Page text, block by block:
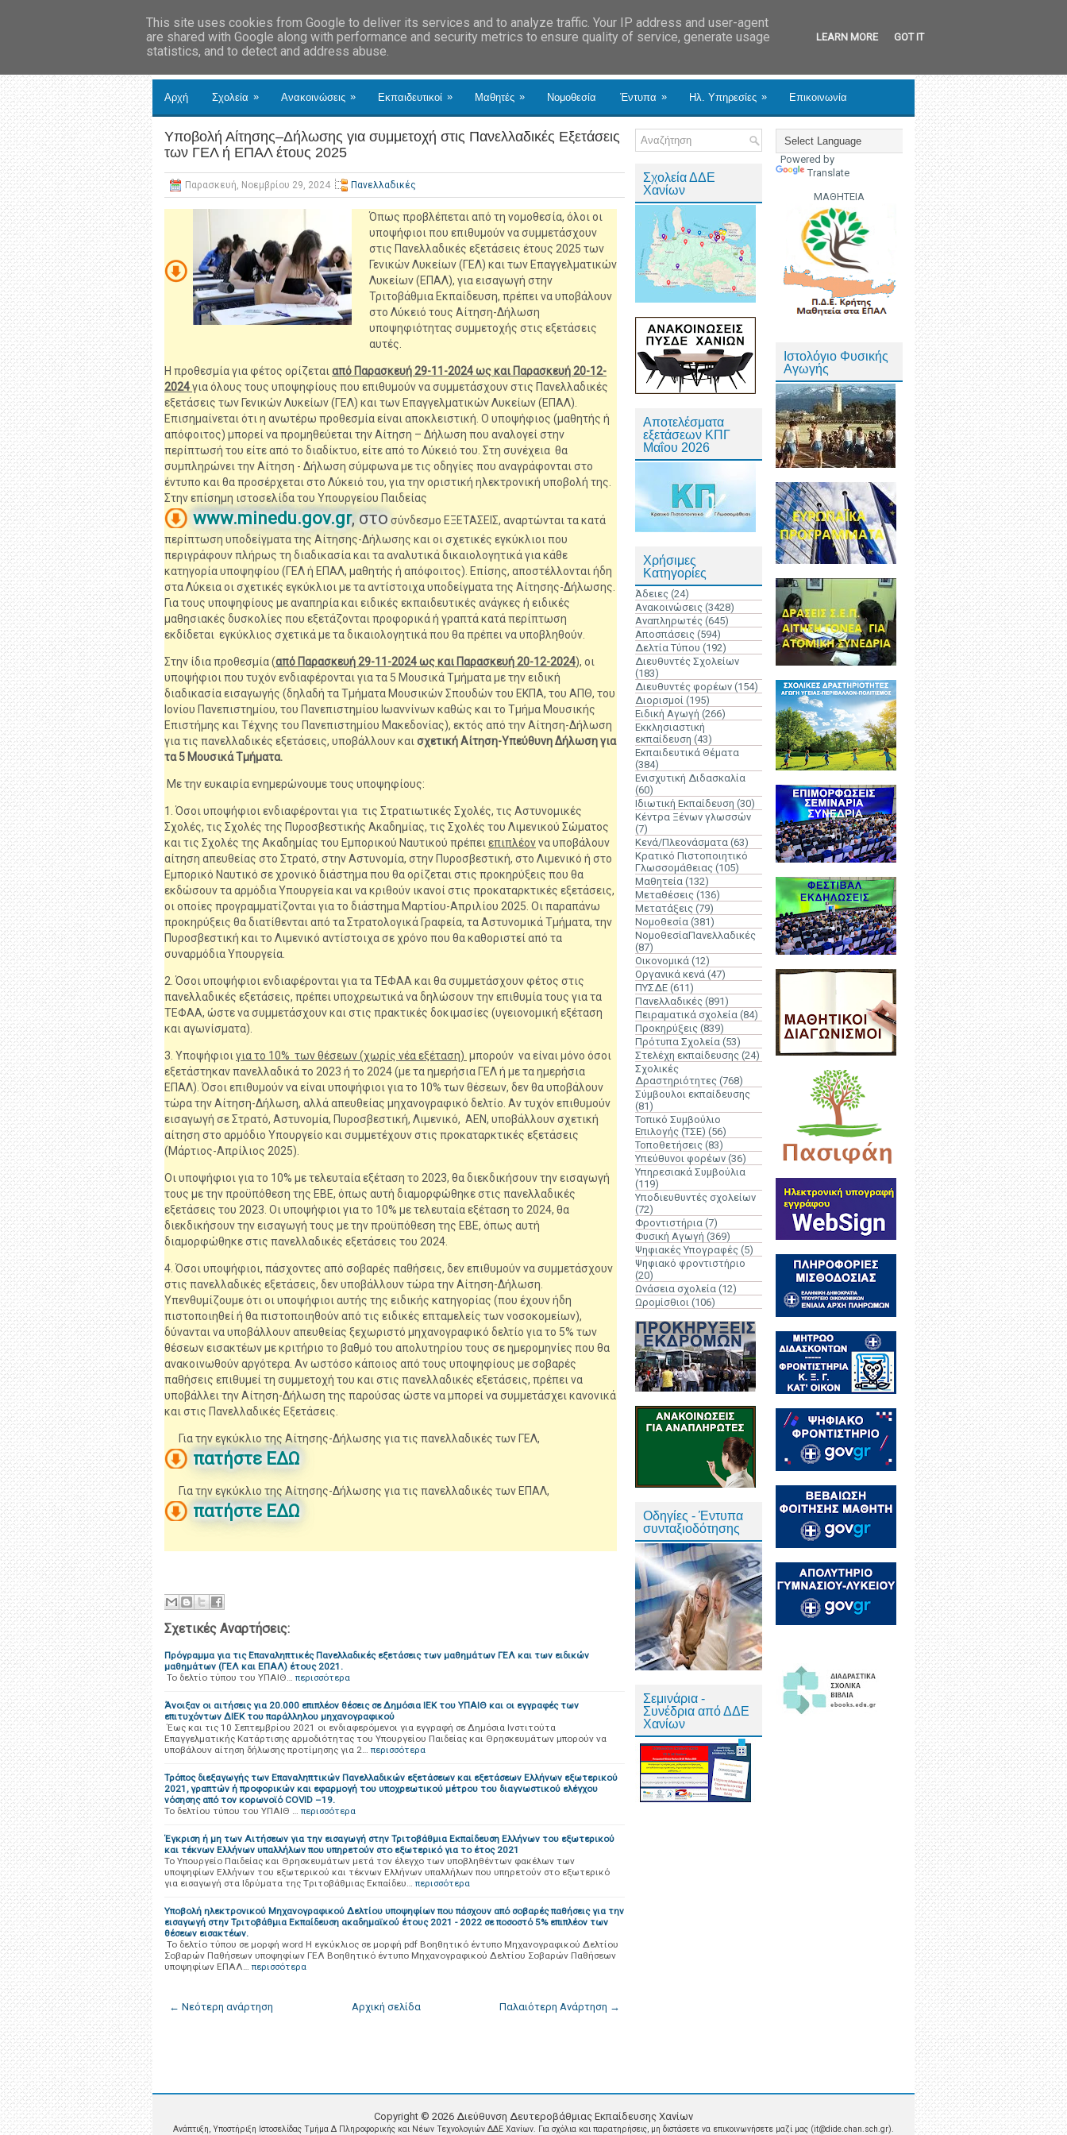
Αρχή Σχολεία » Ανακοινώσεις » Εκπαιδευτικοί » Μαθητές » Νομοθεσία Έντυπα » Ηλ. Υπηρεσίες » Επικοινωνία
Υποβολή Αίτησης–Δήλωσης για συμμετοχή στις Πανελλαδικές Εξετάσεις
των ΓΕΛ ή ΕΠΑΛ έτους 2025
Παρασκευή, Νοεμβρίου 29, 2024 Πανελλαδικές
Όπως προβλέπεται από τη νομοθεσία, όλοι οι
υποψήφιοι που επιθυμούν να συμμετάσχουν
στις Πανελλαδικές εξετάσεις έτους 2025 των
Γενικών Λυκείων (ΓΕΛ) και των Επαγγελματικών
Λυκείων (ΕΠΑΛ), για εισαγωγή στην
Τριτοβάθμια Εκπαίδευση, πρέπει να υποβάλουν
στο Λύκειό τους Αίτηση-Δήλωση
υποψηφιότητας συμμετοχής στις εξετάσεις
αυτές.
Η προθεσμία για φέτος ορίζεται από Παρασκευή 29-11-2024 ως και Παρασκευή 20-12-
2024για όλους τους υποψηφίους που επιθυμούν να συμμετάσχουν στις Πανελλαδικές
εξετάσεις των Γενικών Λυκείων (ΓΕΛ) και των Επαγγελματικών Λυκείων (ΕΠΑΛ).
Επισημαίνεται ότι η ανωτέρω προθεσμία είναι αποκλειστική. Ο υποψήφιος (μαθητής ή
απόφοιτος) μπορεί να προμηθεύεται την Αίτηση – Δήλωση που αναλογεί στην
περίπτωσή του είτε από το διαδίκτυο, είτε από το Λύκειό του. Στη συνέχεια θα
συμπληρώνει την Αίτηση - Δήλωση σύμφωνα με τις οδηγίες που αναγράφονται στο
έντυπο και θα προσέρχεται στο Λύκειό του, για την οριστική ηλεκτρονική υποβολή της.
Στην επίσημη ιστοσελίδα του Υπουργείου Παιδείας
www.minedu.gov.gr, στο σύνδεσμο ΕΞΕΤΑΣΕΙΣ, αναρτώνται τα κατά
περίπτωση υποδείγματα της Αίτησης-Δήλωσης και οι σχετικές εγκύκλιοι που
περιγράφουν πλήρως τη διαδικασία και τα αναλυτικά δικαιολογητικά για κάθε
κατηγορία υποψηφίου (ΓΕΛ ή ΕΠΑΛ, μαθητής ή απόφοιτος). Επίσης, αποστέλλονται ήδη
στα Λύκεια οι σχετικές εγκύκλιοι με τα αντίστοιχα υποδείγματα της Αίτησης-Δήλωσης.
Για τους υποψηφίους με αναπηρία και ειδικές εκπαιδευτικές ανάγκες ή ειδικές
μαθησιακές δυσκολίες που εξετάζονται προφορικά ή γραπτά κατά περίπτωση
εκδίδεται εγκύκλιος σχετικά με τα δικαιολογητικά που θα πρέπει να υποβληθούν.
Στην ίδια προθεσμία (από Παρασκευή 29-11-2024 ως και Παρασκευή 20-12-2024), οι
υποψήφιοι που τυχόν ενδιαφέρονται για τα 5 Μουσικά Τμήματα με την ειδική
διαδικασία εισαγωγής (δηλαδή τα Τμήματα Μουσικών Σπουδών του ΕΚΠΑ, του ΑΠΘ, του
Ιονίου Πανεπιστημίου, του Πανεπιστημίου Ιωαννίνων καθώς και το Τμήμα Μουσικής
Επιστήµης και Τέχνης του Πανεπιστηµίου Μακεδονίας), εκτός από την Αίτηση-Δήλωση
για τις πανελλαδικές εξετάσεις, υποβάλλουν και σχετική Αίτηση-Υπεύθυνη Δήλωση για
τα 5 Μουσικά Τμήματα.
Με την ευκαιρία ενημερώνουμε τους υποψηφίους:
1. Όσοι υποψήφιοι ενδιαφέρονται για τις Στρατιωτικές Σχολές, τις Αστυνομικές
Σχολές, τις Σχολές της Πυροσβεστικής Ακαδημίας, τις Σχολές του Λιμενικού Σώματος
και τις Σχολές της Ακαδημίας του Εμπορικού Ναυτικού πρέπει επιπλέοννα υποβάλουν
αίτηση απευθείας στο Στρατό, στην Αστυνομία, στην Πυροσβεστική, στο Λιμενικό ή στο
Εμπορικό Ναυτικό σε χρονικό διάστημα που θα ορίζεται στις προκηρύξεις που θα
εκδώσουν τα αρμόδια Υπουργεία και να κριθούν ικανοί στις προκαταρκτικές εξετάσεις,
οι οποίες προγραμματίζονται για το διάστημα Μαρτίου-Απριλίου 2025. Οι παραπάνω
προκηρύξεις θα διατίθενται από τα Στρατολογικά Γραφεία, τα Αστυνομικά Τμήματα, την
Πυροσβεστική και το Λιμενικό αντίστοιχα σε χρόνο που θα καθοριστεί από τα
συναρμόδια Υπουργεία.
2. Όσοι υποψήφιοι ενδιαφέρονται για τα ΤΕΦΑΑ και θα συμμετάσχουν φέτος στις
πανελλαδικές εξετάσεις, πρέπει υποχρεωτικά να δηλώσουν την επιθυμία τους για τα
ΤΕΦΑΑ, ώστε να συμμετάσχουν και στις πρακτικές δοκιμασίες (υγειονομική εξέταση
και αγωνίσματα).
3. Υποψήφιοι για το 10% των θέσεων (χωρίς νέα εξέταση) μπορούν να είναι μόνο όσοι
εξετάστηκαν πανελλαδικά το 2023 ή το 2024 (με τα ημερήσια ΓΕΛ ή με τα ημερήσια
ΕΠΑΛ). Όσοι επιθυμούν να είναι υποψήφιοι για το 10% των θέσεων, δεν θα υποβάλουν
τώρα την Αίτηση-Δήλωση, αλλά απευθείας μηχανογραφικό δελτίο. Αν τυχόν επιθυμούν
εισαγωγή σε Στρατό, Αστυνομία, Πυροσβεστική, Λιμενικό, ΑΕΝ, υποβάλλουν σχετική
αίτηση στο αρμόδιο Υπουργείο και συμμετέχουν στις προκαταρκτικές εξετάσεις
(Μάρτιος-Απρίλιος 2025).
Οι υποψήφιοι για το 10% με τελευταία εξέταση το 2023, θα διεκδικήσουν την εισαγωγή
τους με την προϋπόθεση της ΕΒΕ, όπως αυτή διαμορφώθηκε στις πανελλαδικές
εξετάσεις του 2023. Οι υποψήφιοι για το 10% με τελευταία εξέταση το 2024, θα
διεκδικήσουν την εισαγωγή τους με την προϋπόθεση της ΕΒΕ, όπως αυτή
διαμορφώθηκε στις πανελλαδικές εξετάσεις του 2024.
4. Όσοι υποψήφιοι, πάσχοντες από σοβαρές παθήσεις, δεν επιθυμούν να συμμετάσχουν
στις πανελλαδικές εξετάσεις, δεν υποβάλλουν τώρα την Αίτηση-Δήλωση.
Υπενθυμίζουμε ότι οι υποψήφιοι αυτής της ειδικής κατηγορίας (που έχουν ήδη
πιστοποιηθεί ή θα πιστοποιηθούν από τις ειδικές επταμελείς των νοσοκομείων),
δύνανται να υποβάλλουν απευθείας ξεχωριστό μηχανογραφικό δελτίο για το 5% των
θέσεων εισακτέων με κριτήριο το βαθμό του απολυτηρίου τους σε ημερομηνίες που θα
ανακοινωθούν αργότερα. Αν ωστόσο κάποιος από τους υποψηφίους με σοβαρές
παθήσεις επιθυμεί τη συμμετοχή του και στις πανελλαδικές εξετάσεις, πρέπει να
υποβάλλει την Αίτηση-Δήλωση της παρούσας ώστε να μπορεί να συμμετάσχει κανονικά
και στις Πανελλαδικές Εξετάσεις.
Για την εγκύκλιο της Αίτησης-Δήλωσης για τις πανελλαδικές των ΓΕΛ,
πατήστε ΕΔΩ
Για την εγκύκλιο της Αίτησης-Δήλωσης για τις πανελλαδικές των ΕΠΑΛ,
πατήστε ΕΔΩ
Σχετικές Αναρτήσεις:
Πρόγραμμα για τις Επαναληπτικές Πανελλαδικές εξετάσεις των μαθημάτων ΓΕΛ και των ειδικών
μαθημάτων (ΓΕΛ και ΕΠΑΛ) έτους 2021.
To δελτίο τύπου του ΥΠΑΙΘ… περισσότερα
Άνοιξαν οι αιτήσεις για 20.000 επιπλέον θέσεις σε Δημόσια ΙΕΚ του ΥΠΑΙΘ και οι εγγραφές των
επιτυχόντων ΔΙΕΚ του παράλληλου μηχανογραφικού
Έως και τις 10 Σεπτεμβρίου 2021 οι ενδιαφερόμενοι για εγγραφή σε Δημόσια Ινστιτούτα
Επαγγελματικής Κατάρτισης αρμοδιότητας του Υπουργείου Παιδείας και Θρησκευμάτων μπορούν να
υποβάλουν αίτηση δήλωσης προτίμησης για 2… περισσότερα
Τρόπος διεξαγωγής των Επαναληπτικών Πανελλαδικών εξετάσεων και εξετάσεων Ελλήνων εξωτερικού
2021, γραπτών ή προφορικών και εφαρμογή του υποχρεωτικού μέτρου του διαγνωστικού ελέγχου
νόσησης από τον κορωνοϊό COVID –19.
Το δελτίου τύπου του ΥΠΑΙΘ … περισσότερα
Έγκριση ή μη των Αιτήσεων για την εισαγωγή στην Τριτοβάθμια Εκπαίδευση Ελλήνων του εξωτερικού
και τέκνων Ελλήνων υπαλλήλων που υπηρετούν στο εξωτερικό για το έτος 2021
Το Υπουργείο Παιδείας και Θρησκευμάτων μετά τον έλεγχο των υποβληθέντων φακέλων των
υποψηφίων Ελλήνων του εξωτερικού και τέκνων Ελλήνων υπαλλήλων που υπηρετούν στο εξωτερικό
για εισαγωγή στα Ιδρύματα της Tριτοβάθμιας Εκπαίδευ… περισσότερα
Υποβολή ηλεκτρονικού Μηχανογραφικού Δελτίου υποψηφίων που πάσχουν από σοβαρές παθήσεις για την
εισαγωγή στην Τριτοβάθμια Εκπαίδευση ακαδημαϊκού έτους 2021 - 2022 σε ποσοστό 5% επιπλέον των
θέσεων εισακτέων.
Το δελτίο τύπου σε μορφή word Η εγκύκλιος σε μορφή pdf Βοηθητικό έντυπο Μηχανογραφικού Δελτίου
Σοβαρών Παθήσεων υποψηφίων ΓΕΛ Βοηθητικό έντυπο Μηχανογραφικού Δελτίου Σοβαρών Παθήσεων
υποψηφίων ΕΠΑΛ… περισσότερα
← Νεότερη ανάρτηση Παλαιότερη Ανάρτηση →
Αρχική σελίδα
Σχολεία ΔΔΕ
Χανίων
Αποτελέσματα
εξετάσεων ΚΠΓ
Μαΐου 2026
Χρήσιμες
Κατηγορίες
Άδειες (24)
Ανακοινώσεις (3428)
Αναπληρωτές (645)
Αποσπάσεις (594)
Δελτία Τύπου (192)
Διευθυντές Σχολείων
(183)
Διευθυντές φορέων (154)
Διορισμοί (195)
Ειδική Αγωγή (266)
Εκκλησιαστική
εκπαίδευση (43)
Εκπαιδευτικά Θέματα
(384)
Ενισχυτική Διδασκαλία
(60)
Ιδιωτική Εκπαίδευση (30)
Κέντρα Ξένων γλωσσών
(7)
Κενά/Πλεονάσματα (63)
Κρατικό Πιστοποιητικό
Γλωσσομάθειας (105)
Μαθητεία (132)
Μεταθέσεις (136)
Μετατάξεις (79)
Νομοθεσία (381)
ΝομοθεσίαΠανελλαδικές
(87)
Οικονομικά (12)
Οργανικά κενά (47)
ΠΥΣΔΕ (611)
Πανελλαδικές (891)
Πειραματικά σχολεία (84)
Προκηρύξεις (839)
Πρότυπα Σχολεία (53)
Στελέχη εκπαίδευσης (24)
Σχολικές
Δραστηριότητες (768)
Σύμβουλοι εκπαίδευσης
(81)
Τοπικό Συμβούλιο
Επιλογής (ΤΣΕ) (56)
Τοποθετήσεις (83)
Υπεύθυνοι φορέων (36)
Υπηρεσιακά Συμβούλια
(119)
Υποδιευθυντές σχολείων
(72)
Φροντιστήρια (7)
Φυσική Αγωγή (369)
Ψηφιακές Υπογραφές (5)
Ψηφιακό φροντιστήριο
(20)
Ωνάσεια σχολεία (12)
Ωρομίσθιοι (106)
Οδηγίες - Έντυπα
συνταξιοδότησης
Σεμινάρια -
Συνέδρια από ΔΔΕ
Χανίων
Powered by
Translate
ΜΑΘΗΤΕΙΑ
Ιστολόγιο Φυσικής
Αγωγής
Copyright © 2026 Διεύθυνση Δευτεροβάθμιας Εκπαίδευσης Χανίων
Ανάπτυξη, Υποστήριξη Ιστοσελίδας Τμήμα Δ Πληροφορικής και Νέων Τεχνολογιών ΔΔΕ Χανίων. Για σχόλια και παρατηρήσεις, μη διστάσετε να επικοινωνήσετε μαζί μας (it@dide.chan.sch.gr).
This site uses cookies from Google to deliver its services and to analyze traffic. Your IP address and user-agent
are shared with Google along with performance and security metrics to ensure quality of service, generate usage
statistics, and to detect and address abuse.
LEARN MORE GOT IT